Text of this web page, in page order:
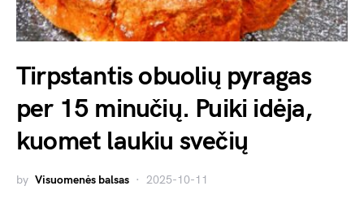
Tirpstantis obuolių pyragas
per 15 minučių. Puiki idėja,
kuomet laukiu svečių
by Visuomenės balsas 2025-10-11